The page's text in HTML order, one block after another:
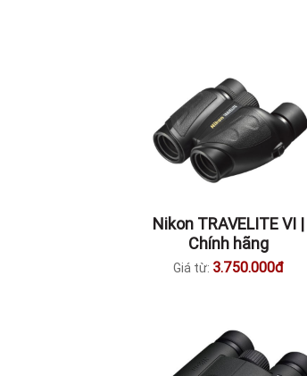
Nikon TRAVELITE VI |
Chính hãng
Giá từ: 3.750.000đ